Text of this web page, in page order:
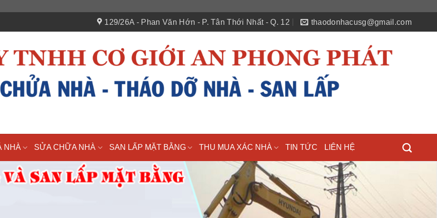
129/26A - Phan Văn Hớn - P. Tân Thới Nhất - Q. 12 thaodonhacusg@gmail.com
NHÀ SỬA CHỮA NHÀ SAN LẤP MẶT BẰNG THU MUA XÁC NHÀ TIN TỨC LIÊN HỆ